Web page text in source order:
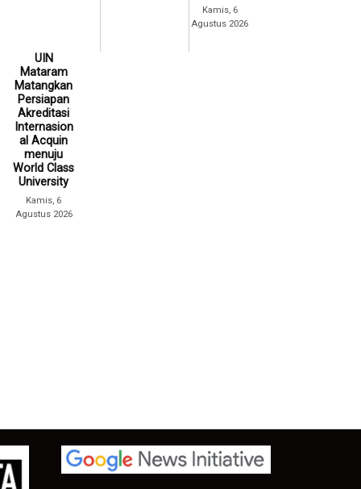
Kamis, 6
Agustus 2026
UIN
Mataram
Matangkan
Persiapan
Akreditasi
Internasion
al Acquin
menuju
World Class
University
Kamis, 6
Agustus 2026